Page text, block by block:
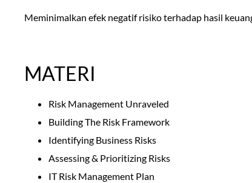
Meminimalkan efek negatif risiko terhadap hasil
MATERI
Risk Management Unraveled
Building The Risk Framework
Identifying Business Risks
Assessing & Prioritizing Risks
IT Risk Management Plan